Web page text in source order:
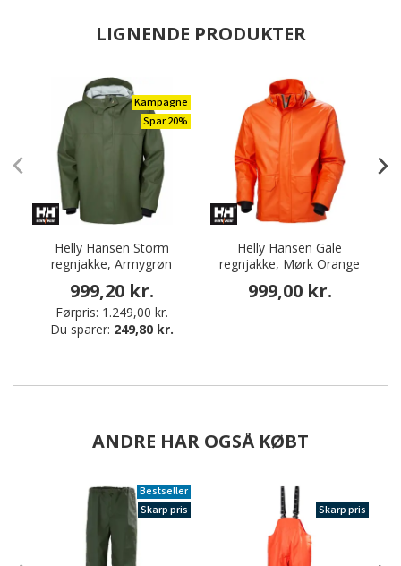
LIGNENDE PRODUKTER
Kampagne
Spar 20%
Helly Hansen Storm
regnjakke, Armygrøn
999,20 kr.
Førpris: 1.249,00 kr.
Du sparer: 249,80 kr.
Helly Hansen Gale
regnjakke, Mørk Orange
999,00 kr.
ANDRE HAR OGSÅ KØBT
Bestseller
Skarp pris
Skarp pris